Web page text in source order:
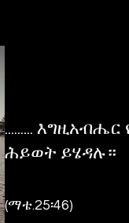
.........
ሕይወት ይሄዳሉ።
(ማቴ.25፡46)